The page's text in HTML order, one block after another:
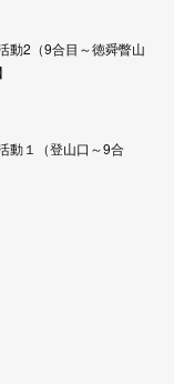
動2（9合目～徳舜瞥山
動１（登山口～9合